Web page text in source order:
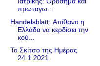
πρωταγω...
Handelsblatt: Απίθανο η
Ελλάδα να κερδίσει την
κού...
Το Σκίτσο της Ημέρας
24.1.2021